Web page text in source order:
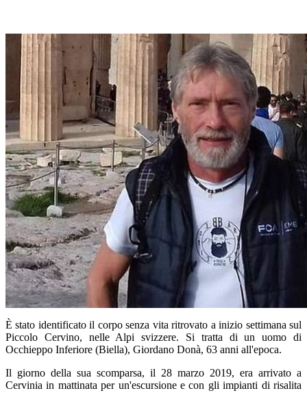
È stato identificato il corpo senza vita ritrovato a inizio settimana sul
Piccolo Cervino, nelle Alpi svizzere. Si tratta di un uomo di
Occhieppo Inferiore (Biella), Giordano Donà, 63 anni all'epoca.
Il giorno della sua scomparsa, il 28 marzo 2019, era arrivato a
Cervinia in mattinata per un'escursione e con gli impianti di risalita